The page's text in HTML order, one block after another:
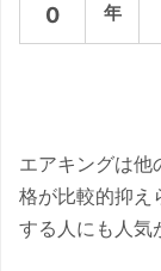
0
年
エアキングは他
格が比較的抑え
する人にも人気